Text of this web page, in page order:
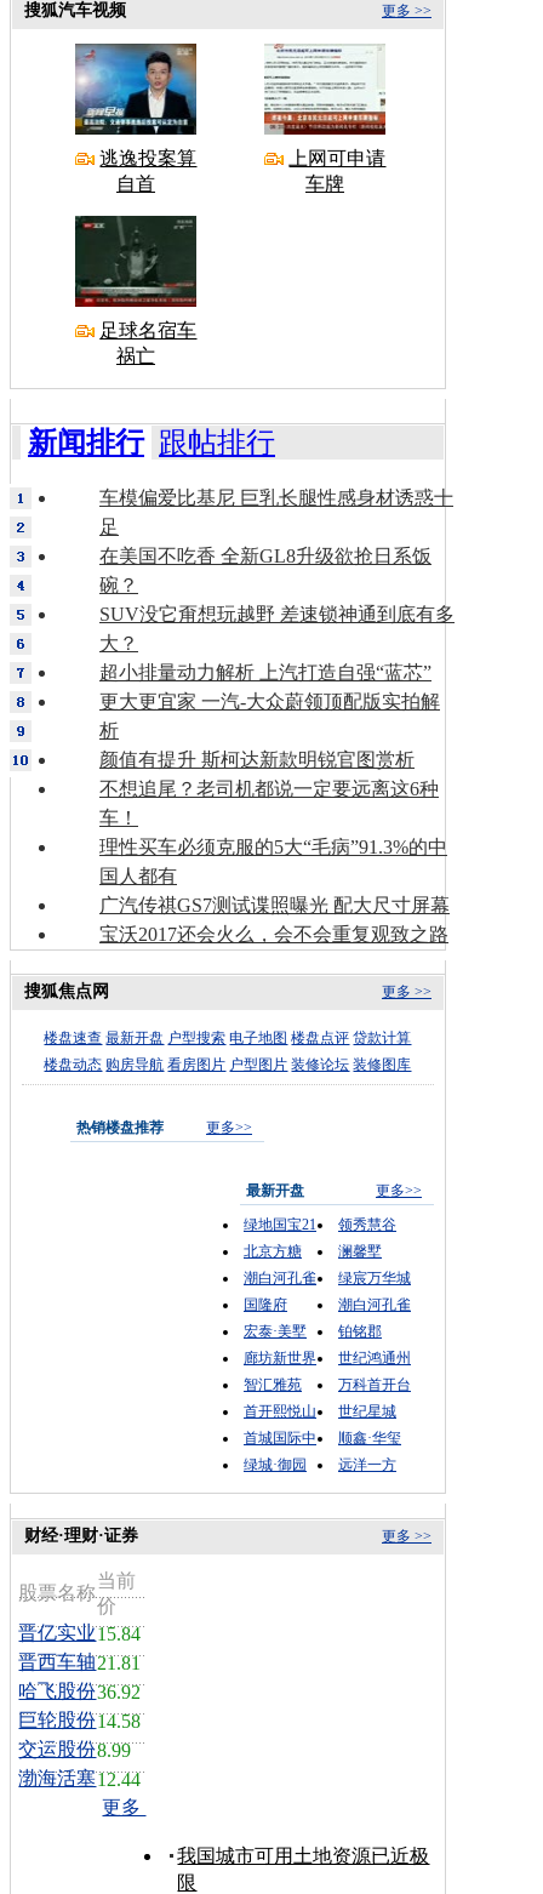
更多 >>
搜狐汽车视频
逃逸投案算
自首
上网可申请
车牌
足球名宿车
祸亡
新闻排行 跟帖排行
车模偏爱比基尼 巨乳长腿性感身材诱惑十
足
在美国不吃香 全新GL8升级欲抢日系饭
碗？
SUV没它甭想玩越野 差速锁神通到底有多
大？
超小排量动力解析 上汽打造自强“蓝芯”
更大更宜家 一汽-大众蔚领顶配版实拍解
析
颜值有提升 斯柯达新款明锐官图赏析
不想追尾？老司机都说一定要远离这6种
车！
理性买车必须克服的5大“毛病”91.3%的中
国人都有
广汽传祺GS7测试谍照曝光 配大尺寸屏幕
宝沃2017还会火么，会不会重复观致之路
更多 >>
搜狐焦点网
楼盘速查 最新开盘 户型搜索 电子地图 楼盘点评 贷款计算
楼盘动态 购房导航 看房图片 户型图片 装修论坛 装修图库
热销楼盘推荐 更多>>
最新开盘
更多>>
绿地国宝21
领秀慧谷
北京方糖
澜馨墅
潮白河孔雀
绿宸万华城
国隆府
潮白河孔雀
宏泰·美墅
铂铭郡
廊坊新世界
世纪鸿通州
智汇雅苑
万科首开台
首开熙悦山
世纪星城
首城国际中
顺鑫·华玺
绿城·御园
远洋一方
更多 >>
财经·理财·证券
股票名称
当前
价
晋亿实业15.84
晋西车轴21.81
哈飞股份36.92
巨轮股份14.58
交运股份8.99
渤海活塞12.44
更多
我国城市可用土地资源已近极
限